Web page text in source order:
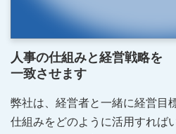
人事の仕組みと経営戦略を
一致させます
弊社は、経営者と一緒に経営目
仕組みをどのように活用すれば